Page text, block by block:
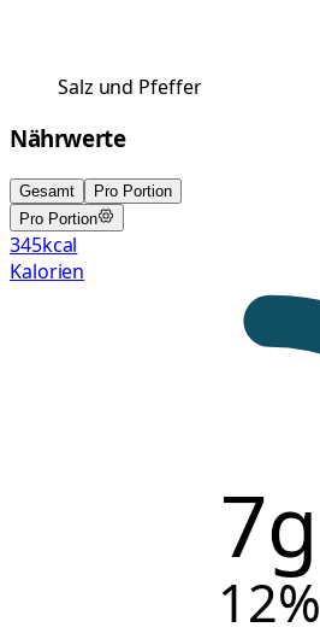
Salz und Pfeffer
Nährwerte
Gesamt
Pro Portion
Pro Portion
345kcal
Kalorien
7g
12%